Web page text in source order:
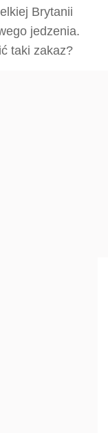
Brytanii
jedzenia.
taki zakaz?